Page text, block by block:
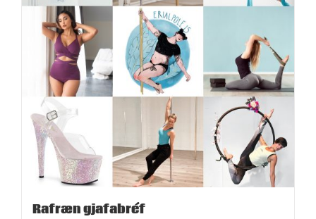
Rafræn gjafabréf